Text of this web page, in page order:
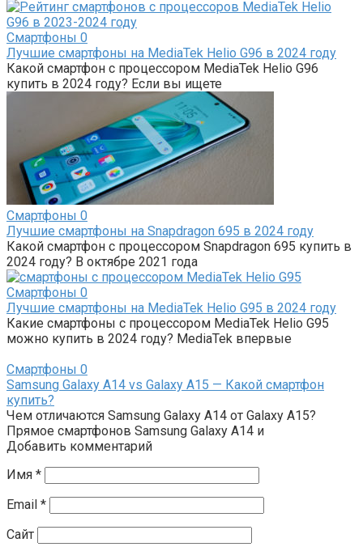
Смартфоны 0
Лучшие смартфоны на MediaTek Helio G96 в 2024 году
Какой смартфон с процессором MediaTek Helio G96
купить в 2024 году? Если вы ищете
Смартфоны 0
Лучшие смартфоны на Snapdragon 695 в 2024 году
Какой смартфон с процессором Snapdragon 695 купить в
2024 году? В октябре 2021 года
Смартфоны 0
Лучшие смартфоны на MediaTek Helio G95 в 2024 году
Какие смартфоны с процессором MediaTek Helio G95
можно купить в 2024 году? MediaTek впервые
Смартфоны 0
Samsung Galaxy A14 vs Galaxy A15 — Какой смартфон
купить?
Чем отличаются Samsung Galaxy A14 от Galaxy A15?
Прямое смартфонов Samsung Galaxy A14 и
Добавить комментарий
Имя *
Email *
Сайт